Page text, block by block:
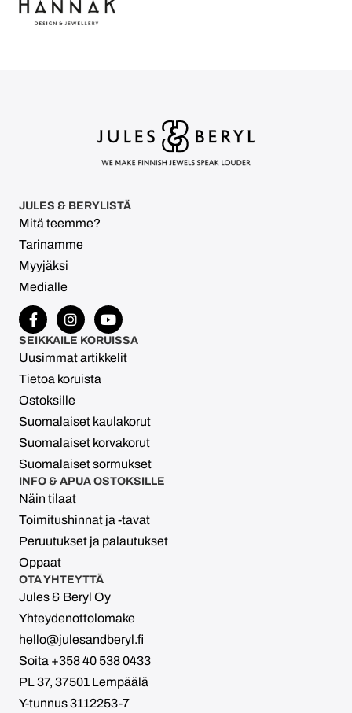
JULES & BERYLISTÄ
Mitä teemme?
Tarinamme
Myyjäksi
Medialle
SEIKKAILE KORUISSA
Uusimmat artikkelit
Tietoa koruista
Ostoksille
Suomalaiset kaulakorut
Suomalaiset korvakorut
Suomalaiset sormukset
INFO & APUA OSTOKSILLE
Näin tilaat
Toimitushinnat ja -tavat
Peruutukset ja palautukset
Oppaat
OTA YHTEYTTÄ
Jules & Beryl Oy
Yhteydenottolomake
hello@julesandberyl.fi
Soita +358 40 538 0433
PL 37, 37501 Lempäälä
Y-tunnus 3112253-7